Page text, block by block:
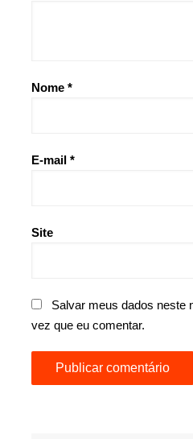
Nome *
E-mail *
Site
Salvar meus dados neste
vez que eu comentar.